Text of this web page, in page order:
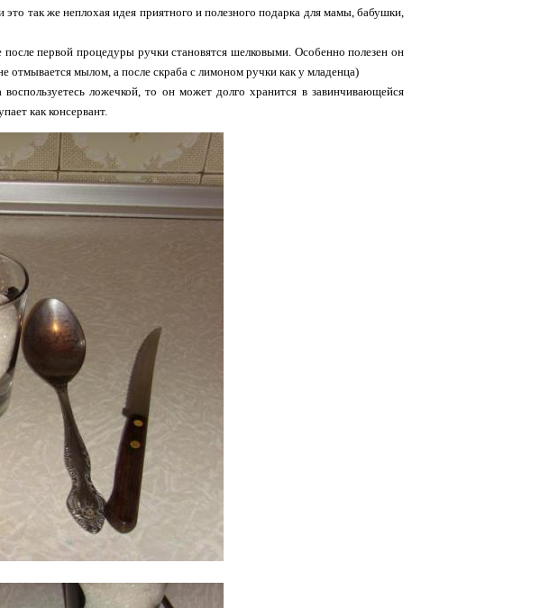
так же неплохая идея приятного и полезного подарка для мамы, бабушки,
первой процедуры ручки становятся шелковыми. Особенно полезен он
отмывается мылом, а после скраба с лимоном ручки как у младенца)
ложечкой, то он может долго хранится в завинчивающейся
как консервант.